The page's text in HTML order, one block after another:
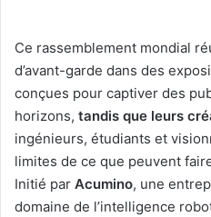
Ce rassemblement mondial
d’avant-garde dans des
conçues pour captiver des
horizons, tandis que leurs
ingénieurs, étudiants et
limites de ce que peuvent
Initié par Acumino, une
domaine de l’intelligence